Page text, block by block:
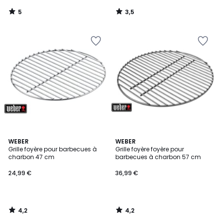
5
/
3,5
/
WEBER
Grille foyère pour barbecues à
charbon 47 cm
24,99 €
4,2
/ 5
4,2
/
WEBER
Grille foyère foyère pour
barbecues à charbon 57 cm
36,99 €
4,2
/ 5
4,2
/